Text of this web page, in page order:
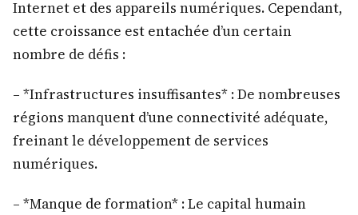
Internet et des appareils numériques. Cependant,
cette croissance est entachée d’un certain
nombre de défis :
– *Infrastructures insuffisantes* : De nombreuses
régions manquent d’une connectivité adéquate,
freinant le développement de services
numériques.
– *Manque de formation* : Le capital humain